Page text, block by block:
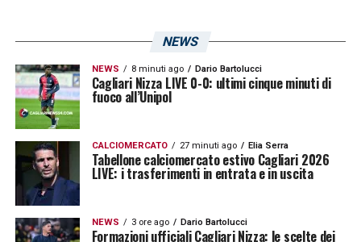
NEWS
NEWS 8 minuti ago Dario Bartolucci
Cagliari Nizza LIVE 0-0: ultimi cinque minuti di
fuoco all’Unipol
CALCIOMERCATO 27 minuti ago Elia Serra
Tabellone calciomercato estivo Cagliari 2026
LIVE: i trasferimenti in entrata e in uscita
NEWS 3 ore ago Dario Bartolucci
Formazioni ufficiali Cagliari Nizza: le scelte dei